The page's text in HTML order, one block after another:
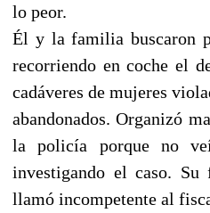
lo peor.
Él y la familia buscaron
recorriendo en coche el
cadáveres de mujeres
abandonados. Organizó
la policía porque no
investigando el caso.
llamó incompetente al